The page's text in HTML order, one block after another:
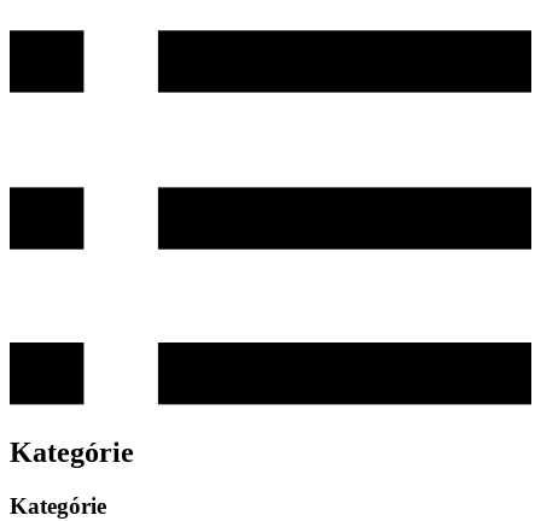
Kategórie
Kategórie